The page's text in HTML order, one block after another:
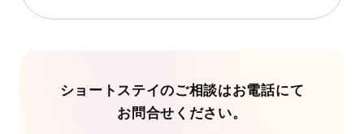
ショートステイのご相談はお電話にて
お問合せください。